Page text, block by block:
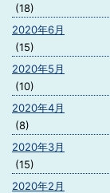
(18)
2020年6月
(15)
2020年5月
(10)
2020年4月
(8)
2020年3月
(15)
2020年2月